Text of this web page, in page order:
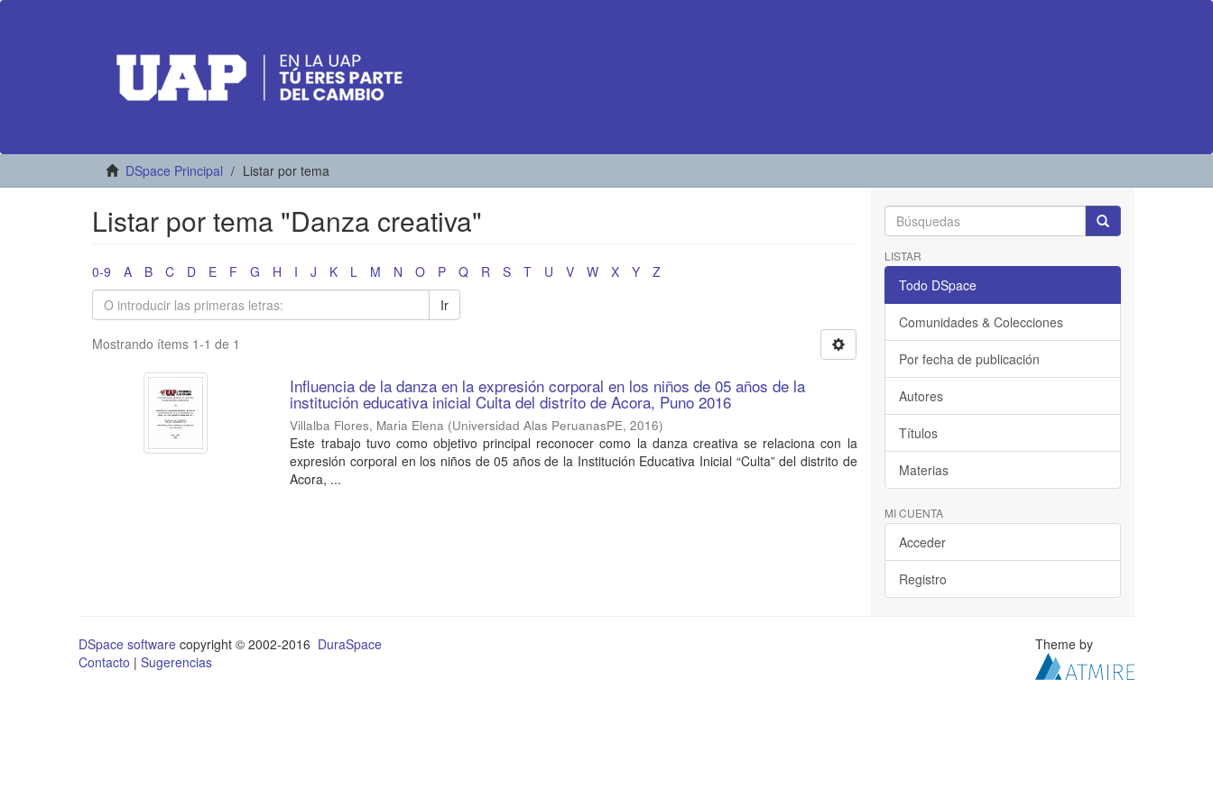
DSpace Principal Listar por tema
Listar por tema "Danza creativa"
0-9 A B C D E F G H I J K L M N O P Q R S T U V W X Y
Z
Ir
Mostrando ítems 1-1 de 1
Influencia de la danza en la expresión corporal en los niños de 05 años de la
institución educativa inicial Culta del distrito de Acora, Puno 2016
Villalba Flores, Maria Elena (Universidad Alas PeruanasPE,2016)
Este trabajo tuvo como objetivo principal reconocer como la danza creativa se relaciona con la
expresión corporal en los niños de 05 años de la Institución Educativa Inicial “Culta” del distrito de
Acora, ...
LISTAR
Todo DSpace
Comunidades & Colecciones
Por fecha de publicación
Autores
Títulos
Materias
MI CUENTA
Acceder
Registro
DSpace software copyright © 2002-2016 DuraSpace
Contacto | Sugerencias
Theme by